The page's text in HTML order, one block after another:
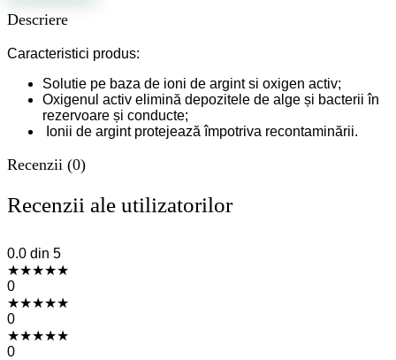
Descriere
Caracteristici produs:
Solutie pe baza de ioni de argint si oxigen activ;
Oxigenul activ elimină depozitele de alge și bacterii în
rezervoare și conducte;
Ionii de argint protejează împotriva recontaminării.
Recenzii (0)
Recenzii ale utilizatorilor
0.0 din 5
★★★★★
0
★★★★★
0
★★★★★
0